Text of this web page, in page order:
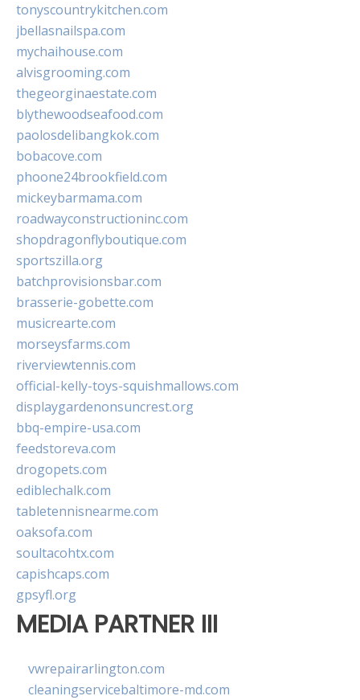
tonyscountrykitchen.com
jbellasnailspa.com
mychaihouse.com
alvisgrooming.com
thegeorginaestate.com
blythewoodseafood.com
paolosdelibangkok.com
bobacove.com
phoone24brookfield.com
mickeybarmama.com
roadwayconstructioninc.com
shopdragonflyboutique.com
sportszilla.org
batchprovisionsbar.com
brasserie-gobette.com
musicrearte.com
morseysfarms.com
riverviewtennis.com
official-kelly-toys-squishmallows.com
displaygardenonsuncrest.org
bbq-empire-usa.com
feedstoreva.com
drogopets.com
ediblechalk.com
tabletennisnearme.com
oaksofa.com
soultacohtx.com
capishcaps.com
gpsyfl.org
MEDIA PARTNER III
vwrepairarlington.com
cleaningservicebaltimore-md.com